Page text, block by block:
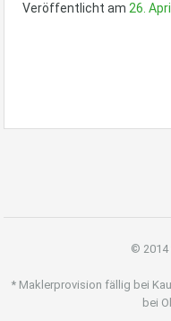
Veröffentlicht am 26.
© 2014
* Maklerprovision fällig bei
bei